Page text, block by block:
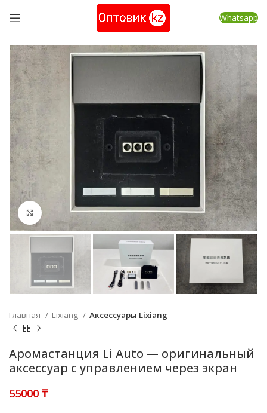
Whatsapp
Нажмите, чтобы увеличить
Главная Lixiang Аксессуары Lixiang
Аромастанция Li Auto — оригинальный
аксессуар с управлением через экран
₸